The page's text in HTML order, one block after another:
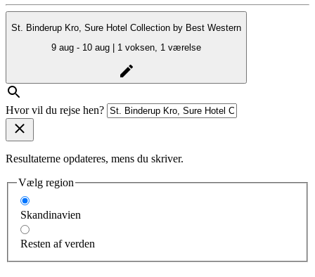
St. Binderup Kro, Sure Hotel Collection by Best Western
9 aug - 10 aug | 1 voksen, 1 værelse
Hvor vil du rejse hen?
Resultaterne opdateres, mens du skriver.
Vælg region
Skandinavien
Resten af verden